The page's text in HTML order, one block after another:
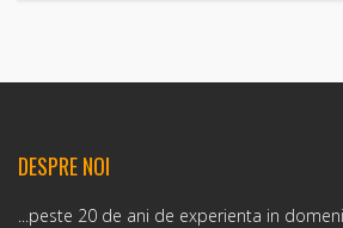
DESPRE NOI
...peste 20 de ani de experienta in